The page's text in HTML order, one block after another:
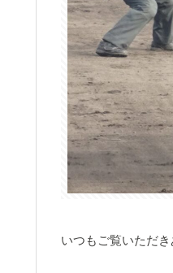
いつもご覧いただ